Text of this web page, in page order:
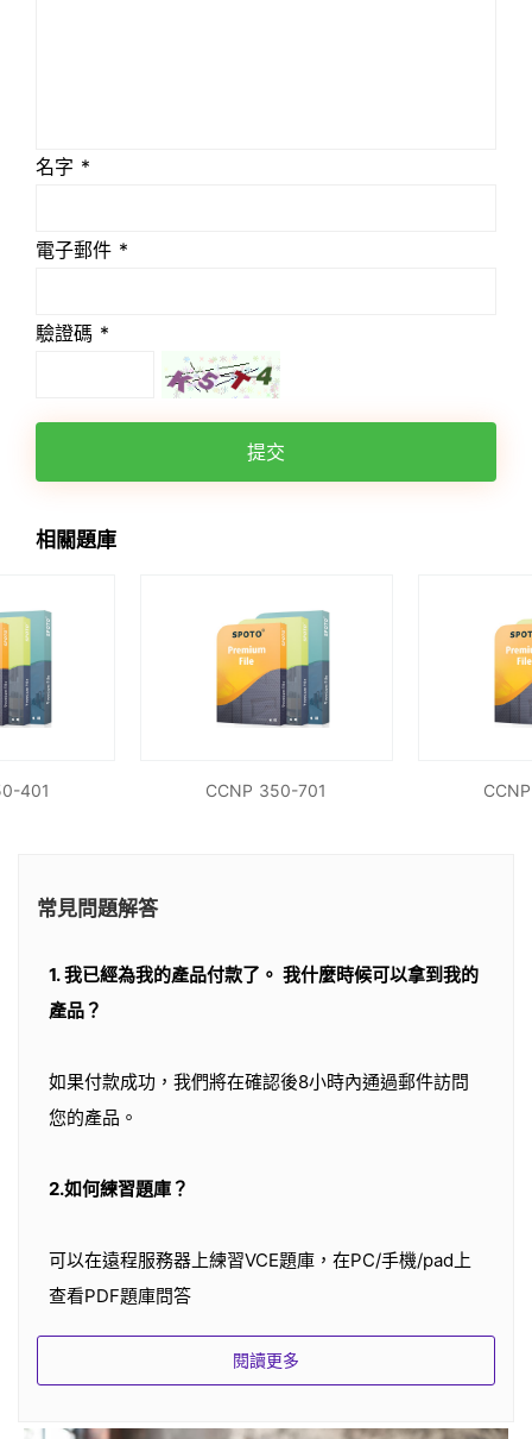
名字 *
電子郵件 *
驗證碼 *
提交
相關題庫
401 CCNP 350-701
常見問題解答
1. 我已經為我的產品付款了。 我什麼時候可以拿到我的
產品？
如果付款成功，我們將在確認後8小時內通過郵件訪問
您的產品。
2.如何練習題庫？
可以在遠程服務器上練習VCE題庫，在PC/手機/pad上
查看PDF題庫問答
3.我可以選擇什麼樣的付款方式？
閱讀更多